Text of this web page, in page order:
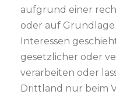
aufgrund einer
oder auf
Interessen
gesetzlicher oder
verarbeiten oder
Drittland nur beim